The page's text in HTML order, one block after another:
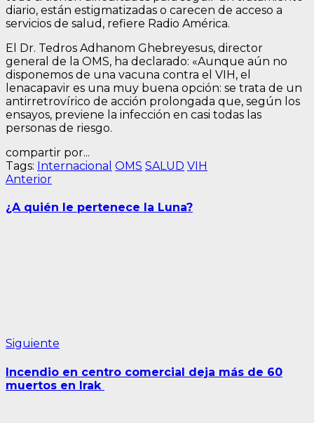
diario, están estigmatizadas o carecen de acceso a
servicios de salud, refiere Radio América.
El Dr. Tedros Adhanom Ghebreyesus, director
general de la OMS, ha declarado: «Aunque aún no
disponemos de una vacuna contra el VIH, el
lenacapavir es una muy buena opción: se trata de un
antirretrovírico de acción prolongada que, según los
ensayos, previene la infección en casi todas las
personas de riesgo.
compartir por...
Tags: Internacional OMS SALUD VIH
Navegación
de
AnteriorEntrada
¿A quién le pertenece la Luna?
Siguiente
Incendio en centro comercial deja más de 60
muertos en Irak